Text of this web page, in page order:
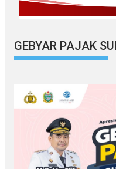
GEBYAR PAJAK